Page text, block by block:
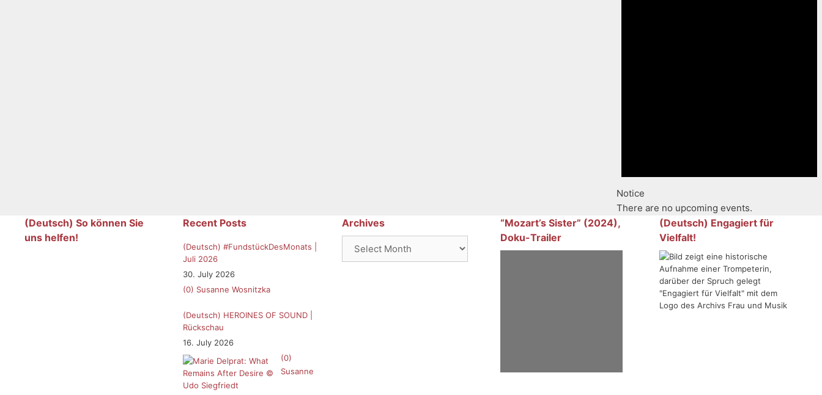
Notice
There are no upcoming events.
(Deutsch) So können Sie
uns helfen!
Recent Posts
(Deutsch) #FundstückDesMonats |
Juli 2026
30. July 2026
(0) Susanne Wosnitzka
(Deutsch) HEROINES OF SOUND |
Rückschau
16. July 2026
(0)
Susanne
Archives
“Mozart’s Sister” (2024),
Doku-Trailer
(Deutsch) Engagiert für
Vielfalt!